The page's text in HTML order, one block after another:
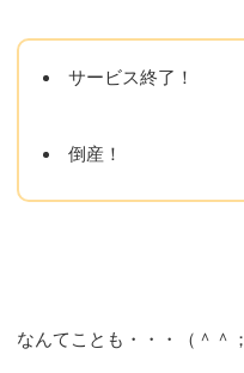
サービス終了！
倒産！
なんてことも・・・（＾＾；